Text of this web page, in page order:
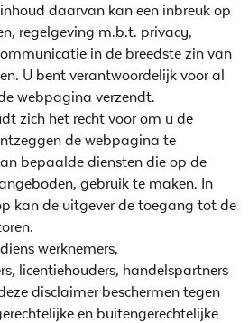
daarvan kan een inbreuk op
regelgeving m.b.t. privacy,
in de breedste zin van
U bent verantwoordelijk voor al
webpagina verzendt.
zich het recht voor om u de
de webpagina te
bepaalde diensten die op de
gebruik te maken. In
kan de uitgever de toegang tot de
werknemers,
licentiehouders, handelspartners
disclaimer beschermen tegen
en buitengerechtelijke